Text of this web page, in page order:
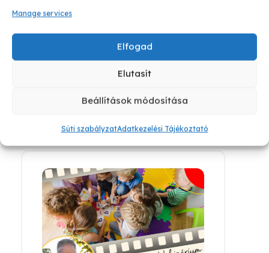
Manage services
Elfogad
Elutasít
Beállítások módosítása
Süti szabályzatAdatkezelési Tájékoztató
Célirányos megoldások
gyakorlatiasan
Webináriumok
felvételről